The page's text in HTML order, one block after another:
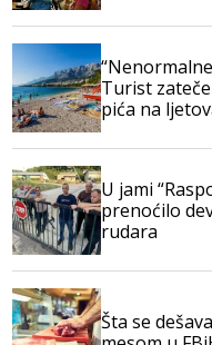
Turist
pića na
U jami
prenoćilo
rudara
Šta se